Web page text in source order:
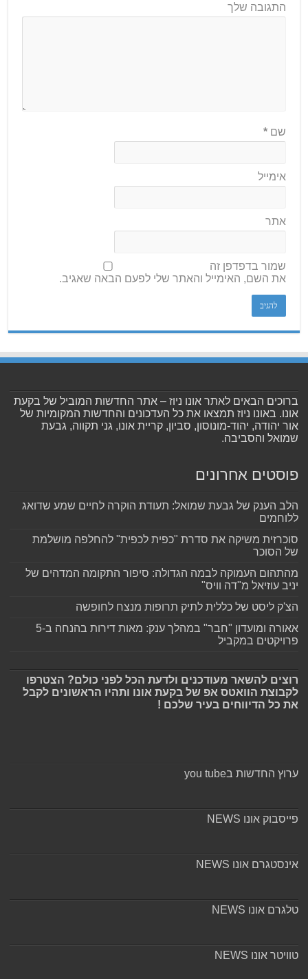
התגובה שלך
שם*
אימייל
אתר
שמור בדפדפן זה
את השם, האימייל והאתר שלי לפעם הבאה שאגיב.
ברוכים הבאים לאתר אונו ניוז – אתר החדשות המוביל של בקעת
אונו. באונו ניוז תמצאו את כל העדכונים והחדשות המקומיות של
אור יהודה, יהוד-מונוסון, סביון, קריית אונו, גני תקווה, גבעת
שמואל והסביבה.
פוסטים אחרונים
הלב הענק של גבעת שמואל: תעודת הוקרה לחיים שמע שדואג
ללוחמים
סוכרזית משיקה את סדרת "כפית לכפית" להחלפה מושלמת
של הסוכר
מהתהום העמוקה לבמה הגדולה: סיפור התקומה המדהים של
יניב עוזיאל מ"דה וויס"
הצ'ק ליסט של כללית לתיק תרופות מנצח לחופשה
אאורה ומועדון "חבר" במהלך ענק: מאות דירות בהנחה ב-5
פרויקטים במקביל
רוצים להשאר מעודכנים ולדעת הכל לפני כולם? הצטרפו
לקבוצת הוואטס אפ של בקעת אונו ותהיו הראשונים לקבל
את כל הדיווחים בעיר שלכם !
ערוץ החדשות בyou tube
פייסבוק אונו NEWS
אינסטגרם אונו NEWS
טלגרם אונו NEWS
טוויטר אונו NEWS